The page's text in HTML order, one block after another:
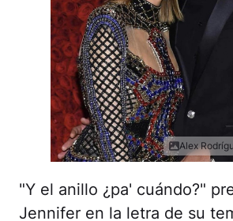
Alex
"Y el anillo ¿pa' cuándo?"
Jennifer en la letra de su